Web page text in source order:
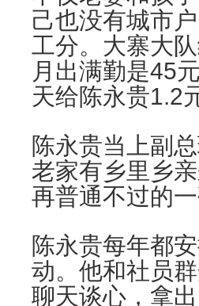
己也没有城市
工分。大寨大
月出满勤是45
天给陈永贵1.2
陈永贵当上副
老家有乡里乡
再普通不过的一
陈永贵每年都
动。他和社员
聊天谈心，拿